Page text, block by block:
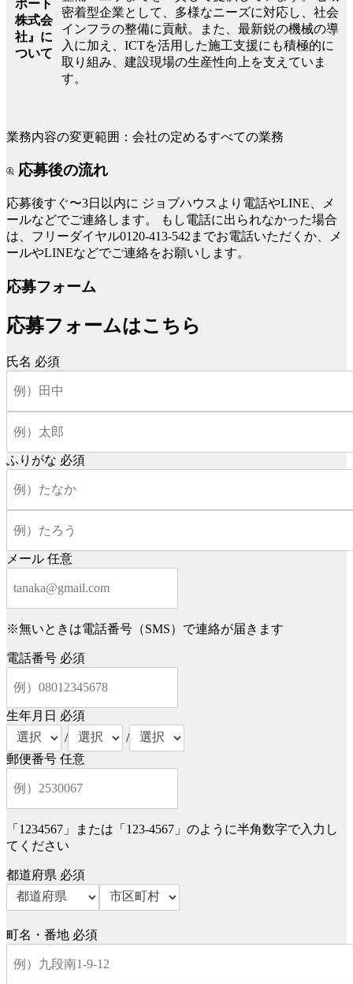
ポート
株式会
社』に
ついて
密着型企業として、多様なニーズに対応し、社会
インフラの整備に貢献。また、最新鋭の機械の導
入に加え、ICTを活用した施工支援にも積極的に
取り組み、建設現場の生産性向上を支えていま
す。
業務内容の変更範囲：会社の定めるすべての業務
応募後の流れ
応募後すぐ〜3日以内に ジョブハウスより電話やLINE、メ
ールなどでご連絡します。
もし電話に出られなかった場合
は、フリーダイヤル0120-413-542までお電話いただくか、メ
ールやLINEなどでご連絡をお願いします。
応募フォーム
応募フォームはこちら
氏名 必須
ふりがな 必須
メール 任意
※無いときは電話番号（SMS）で連絡が届きます
電話番号 必須
生年月日 必須
/
/
郵便番号 任意
「1234567」または「123-4567」のように半角数字で入力し
てください
都道府県 必須
町名・番地 必須